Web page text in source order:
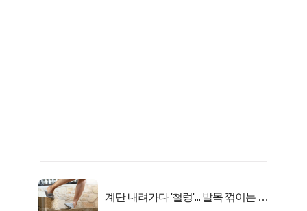
계단 내려가다 '철렁'... 발목 꺾이는 이